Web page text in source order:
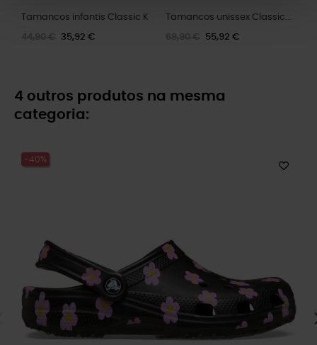
Tamancos infantis Classic K
44,90 € 35,92 €
Tamancos unissex Classic...
69,90 € 55,92 €
4 outros produtos na mesma
categoria:
-40%